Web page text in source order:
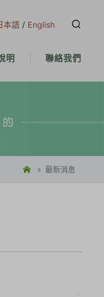
本語 / English
明 聯絡我們
最新消息